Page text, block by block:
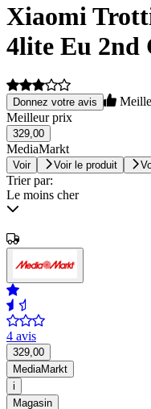
Xiaomi
4lite Eu 2nd
Donnez votre avis
Meilleur prix
329,00
MediaMarkt
Voir Voir le produit
Trier par:
Le moins cher
4 avis
329,00
MediaMarkt
i
Magasin